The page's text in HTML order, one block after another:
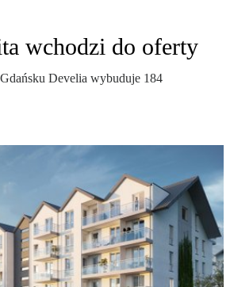
wchodzi do oferty
Develia wybuduje 184